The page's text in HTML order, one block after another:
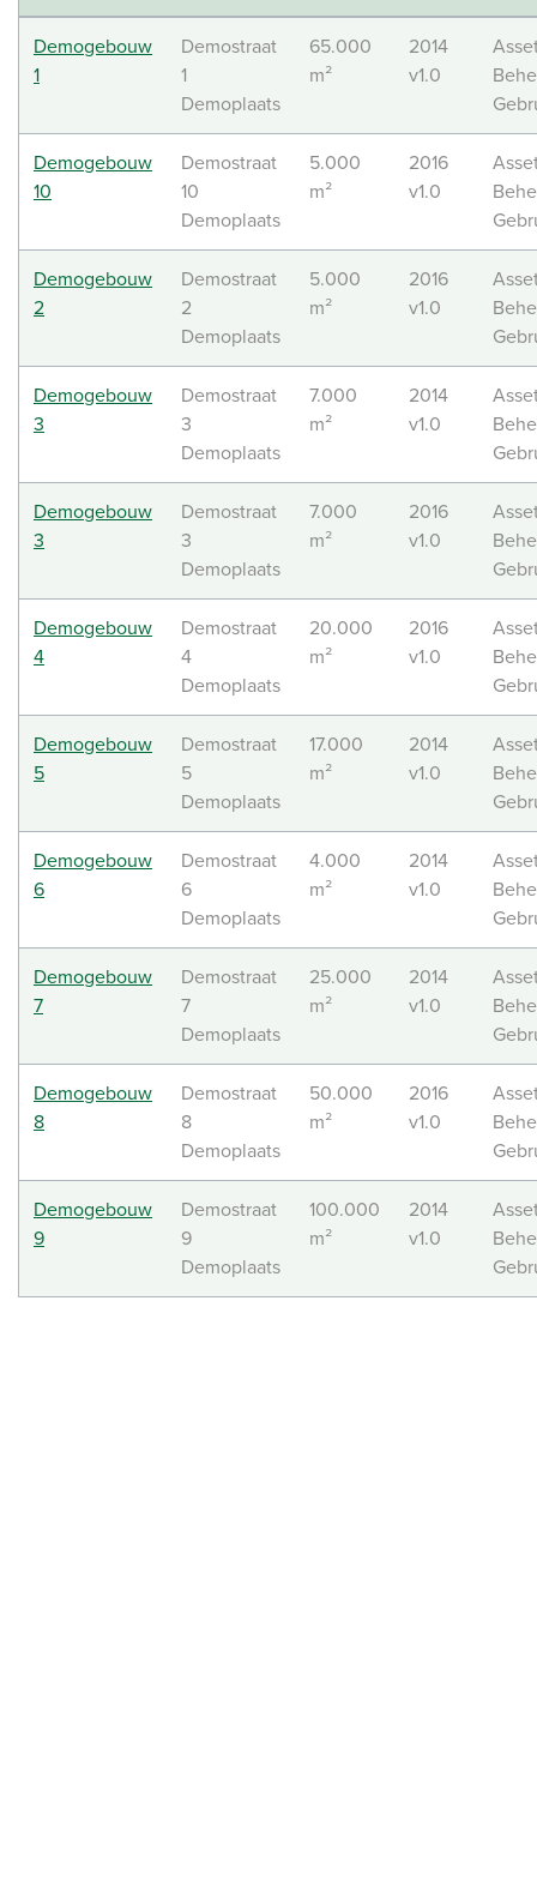
Demogebouw
1
Demostraat
1
Demoplaats
65.000
m²
2014
v1.0
Demogebouw
10
Demostraat
10
Demoplaats
5.000
m²
2016
v1.0
Demogebouw
2
Demostraat
2
Demoplaats
5.000
m²
2016
v1.0
Demogebouw
3
Demostraat
3
Demoplaats
7.000
m²
2014
v1.0
Demogebouw
3
Demostraat
3
Demoplaats
7.000
m²
2016
v1.0
Demogebouw
4
Demostraat
4
Demoplaats
20.000
m²
2016
v1.0
Demogebouw
5
Demostraat
5
Demoplaats
17.000
m²
2014
v1.0
Demogebouw
6
Demostraat
6
Demoplaats
4.000
m²
2014
v1.0
Demogebouw
7
Demostraat
7
Demoplaats
25.000
m²
2014
v1.0
Demogebouw
8
Demostraat
8
Demoplaats
50.000
m²
2016
v1.0
Demogebouw
9
Demostraat
9
Demoplaats
100.000
m²
2014
v1.0